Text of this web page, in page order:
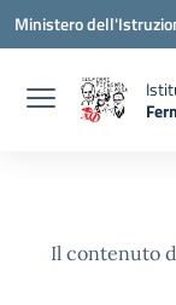
Vai ai contenuti
Vai al menu di
Vai al footer
Ministero
—
Il contenuto